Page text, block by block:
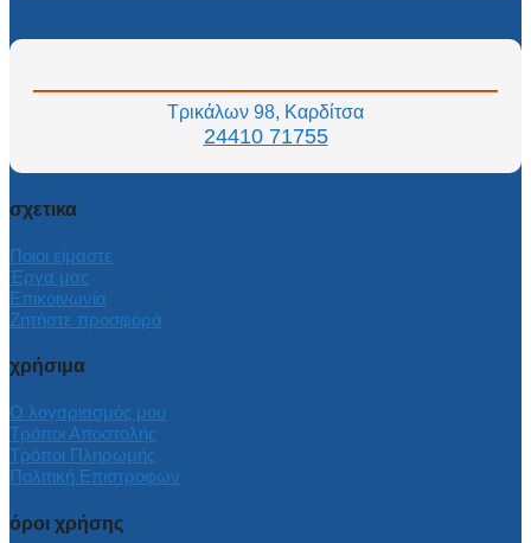
Τρικάλων 98, Καρδίτσα
24410 71755
σχετικα
Ποιοι είμαστε
Έργα μας
Επικοινωνία
Ζητήστε προσφορά
χρήσιμα
Ο λογαριασμός μου
Τρόποι Αποστολής
Τρόποι Πληρωμής
Πολιτική Επιστροφών
όροι χρήσης